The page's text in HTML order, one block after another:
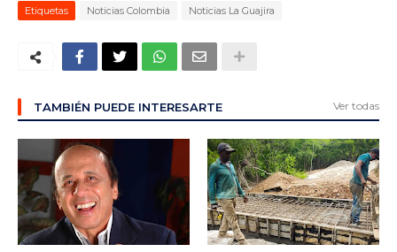
Etiquetas Noticias Colombia Noticias La Guajira
TAMBIÉN PUEDE INTERESARTE Ver todas